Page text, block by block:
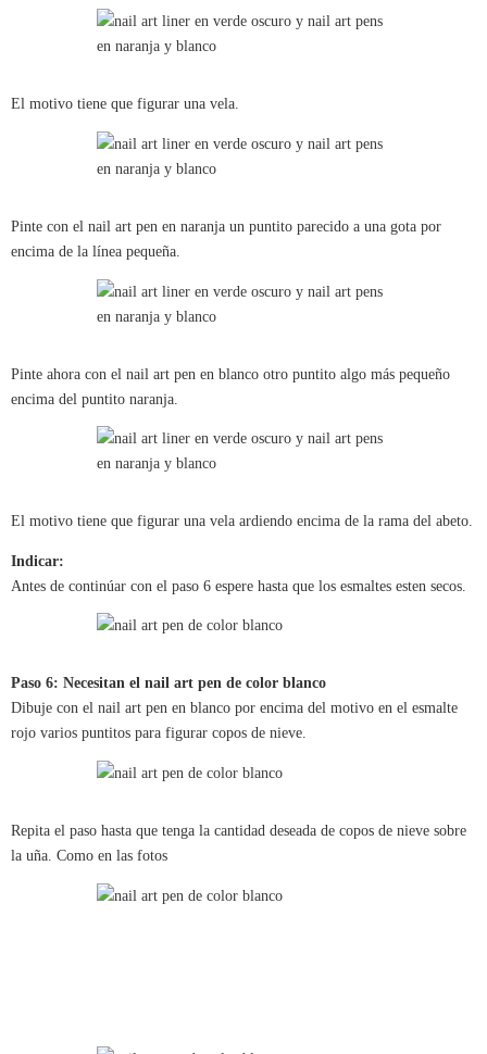
El motivo tiene que figurar una vela.
Pinte con el nail art pen en naranja un puntito parecido a una gota por
encima de la línea pequeña.
Pinte ahora con el nail art pen en blanco otro puntito algo más pequeño
encima del puntito naranja.
El motivo tiene que figurar una vela ardiendo encima de la rama del abeto.
Indicar:
Antes de continúar con el paso 6 espere hasta que los esmaltes esten secos.
Paso 6: Necesitan el nail art pen de color blanco
Dibuje con el nail art pen en blanco por encima del motivo en el esmalte
rojo varios puntitos para figurar copos de nieve.
Repita el paso hasta que tenga la cantidad deseada de copos de nieve sobre
la uña. Como en las fotos